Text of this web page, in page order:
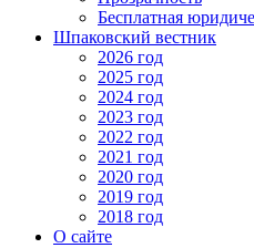
Бесплатная
Шпаковский вестник
2026 год
2025 год
2024 год
2023 год
2022 год
2021 год
2020 год
2019 год
2018 год
О сайте